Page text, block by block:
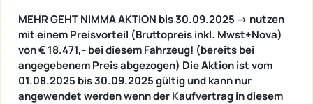
MEHR GEHT NIMMA AKTION bis 30.09.2025 -> nutzen
mit einem Preisvorteil (Bruttopreis inkl. Mwst+Nova)
von € 18.471,- bei diesem Fahrzeug! (bereits bei
angegebenem Preis abgezogen) Die Aktion ist vom
01.08.2025 bis 30.09.2025 gültig und kann nur
angewendet werden wenn der Kaufvertrag in diesem